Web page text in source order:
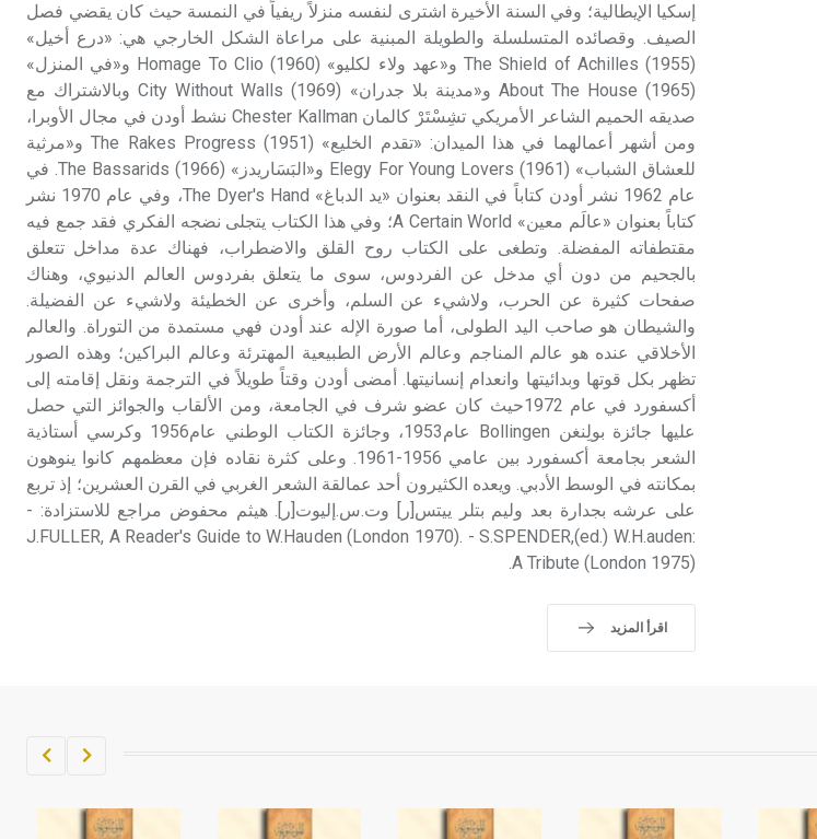
إسكيا الإيطالية؛ وفي السنة الأخيرة اشترى لنفسه منزلاً ريفياً في النمسة حيث كان يقضي فصل
الصيف. وقصائده المتسلسلة والطويلة المبنية على مراعاة الشكل الخارجي هي: «درع أخيل»
(1955) The Shield of Achilles و«عهد ولاء لكليو» (1960) Homage To Clio و«في المنزل»
(1965) About The House و«مدينة بلا جدران» (1969) City Without Walls وبالاشتراك مع
صديقه الحميم الشاعر الأمريكي تشِسْتَرْ كالمان Chester Kallman نشط أودن في مجال الأوبرا،
ومن أشهر أعمالهما في هذا الميدان: «تقدم الخليع» (1951) The Rakes Progress و«مرثية
للعشاق الشباب» (1961) Elegy For Young Lovers و«البَسَاريدز» (1966) The Bassarids. في
عام 1962 نشر أودن كتاباً في النقد بعنوان «يد الدباغ» The Dyer's Hand، وفي عام 1970 نشر
كتاباً بعنوان «عالَم معين» A Certain World؛ وفي هذا الكتاب يتجلى نضجه الفكري فقد جمع فيه
مقتطفاته المفضلة. وتطغى على الكتاب روح القلق والاضطراب، فهناك عدة مداخل تتعلق
بالجحيم من دون أي مدخل عن الفردوس، سوى ما يتعلق بفردوس العالم الدنيوي، وهناك
صفحات كثيرة عن الحرب، ولاشيء عن السلم، وأخرى عن الخطيئة ولاشيء عن الفضيلة.
والشيطان هو صاحب اليد الطولى، أما صورة الإله عند أودن فهي مستمدة من التوراة. والعالم
الأخلاقي عنده هو عالم المناجم وعالم الأرض الطبيعية المهترئة وعالم البراكين؛ وهذه الصور
تظهر بكل قوتها وبدائيتها وانعدام إنسانيتها. أمضى أودن وقتاً طويلاً في الترجمة ونقل إقامته إلى
أكسفورد في عام 1972حيث كان عضو شرف في الجامعة، ومن الألقاب والجوائز التي حصل
عليها جائزة بولِنغن Bollingen عام1953، وجائزة الكتاب الوطني عام1956 وكرسي أستاذية
الشعر بجامعة أكسفورد بين عامي 1956-1961. وعلى كثرة نقاده فإن معظمهم كانوا ينوهون
بمكانته في الوسط الأدبي. ويعده الكثيرون أحد عمالقة الشعر الغربي في القرن العشرين؛ إذ تربع
على عرشه بجدارة بعد وليم بتلر ييتس[ر] وت.س.إليوت[ر]. هيثم محفوض مراجع للاستزادة: -
J.FULLER, A Reader's Guide to W.Hauden (London 1970). - S.SPENDER,(ed.) W.H.auden:
A Tribute (London 1975).
اقرأ المزيد